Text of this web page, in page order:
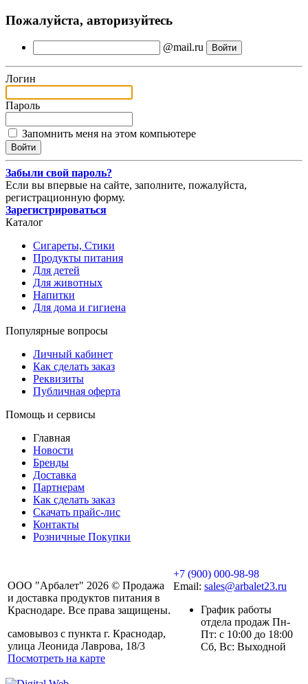
Пожалуйста, авторизуйтесь
@mail.ru
Логин
Пароль
Запомнить меня на этом компьютере
Забыли свой пароль?
Если вы впервые на сайте, заполните, пожалуйста,
регистрационную форму.
Зарегистрироваться
Каталог
Сигареты, Стики
Продукты питания
Для детей
Для животных
Напитки
Для дома и гигиена
Популярные вопросы
Личный кабинет
Как сделать заказ
Реквизиты
Публичная оферта
Помощь и сервисы
Главная
Новости
Бренды
Доставка
Партнерам
Как сделать заказ
Скачать прайс-лис
Контакты
Розничные Покупки
ООО "Арбалет" 2026 © Продажа
и доставка продуктов питания в
Краснодаре. Все права защищены.
самовывоз с пункта г. Краснодар,
улица Леонида Лаврова, 18/3
Посмотреть на карте
+7 (900) 000-98-98
Email: sales@arbalet23.ru
График работы
отдела продаж Пн-
Пт: с 10:00 до 18:00
Сб, Вс: Выходной